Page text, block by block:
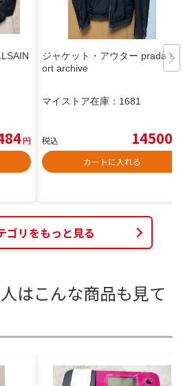
円
ジャケット・アウター prada sp
ort archive
マイストア在庫： 1681
税込 14500
カートに入れる
ゴリをもっと見る
はこんな商品も見て